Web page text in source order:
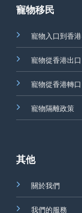
寵物移民
寵物入口到香港
寵物從香港出口
寵物從香港轉口
寵物隔離政策
其他
關於我們
我們的服務